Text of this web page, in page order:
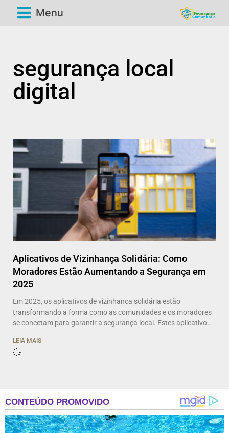
Menu
segurança local
digital
Aplicativos de Vizinhança Solidária: Como
Moradores Estão Aumentando a Segurança em
2025
Em 2025, os aplicativos de vizinhança solidária estão
transformando a forma como as comunidades e os moradores
se conectam para garantir a segurança local. Estes aplicativos
segurança em tempo real, alertem sobre atividades suspeitas,
organizem patrulhas comunitárias e se conectem diretamente
Aplicativos de Vizinhança Solidária? Esses apps funcionam
como plataformas digitais que permitem aos moradores
compartilhar informações de segurança, como alertas de
atividades suspeitas,
LEIA MAIS